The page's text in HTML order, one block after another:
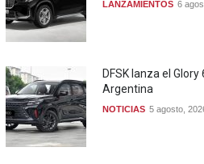
LANZAMIENTOS 6
DFSK lanza el Glory
Argentina
NOTICIAS 5 agosto,